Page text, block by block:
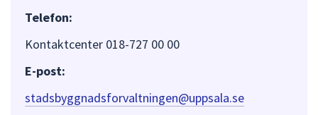
Telefon:
Kontaktcenter 018-727 00 00
E-post:
stadsbyggnadsforvaltningen@uppsala.se